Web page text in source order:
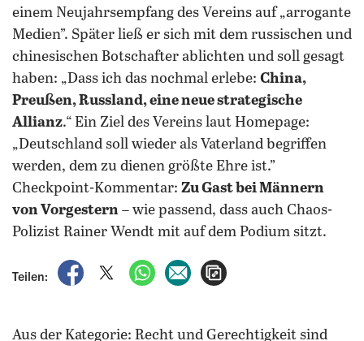
einem Neujahrsempfang des Vereins auf „arrogante
Medien”. Später ließ er sich mit dem russischen und
chinesischen Botschafter ablichten und soll gesagt
haben: „Dass ich das nochmal erlebe: China,
Preußen, Russland, eine neue strategische
Allianz.“ Ein Ziel des Vereins laut Homepage:
„Deutschland soll wieder als Vaterland begriffen
werden, dem zu dienen größte Ehre ist.”
Checkpoint-Kommentar: Zu Gast bei Männern
von Vorgestern – wie passend, dass auch Chaos-
Polizist Rainer Wendt mit auf dem Podium sitzt.
Teilen:
auf Facebook teilen
auf X teilenper WhatsApp teilen
per E-Mail teilen
Aus der Kategorie: Recht und Gerechtigkeit sind